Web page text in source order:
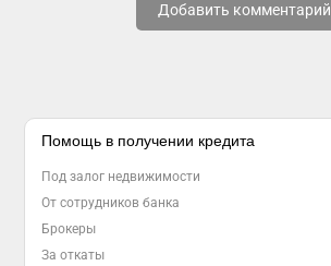
Добавить комментарий
Помощь в получении кредита
Под залог недвижимости
От сотрудников банка
Брокеры
За откаты